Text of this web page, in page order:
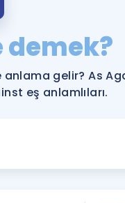
YDS ve YÖKDİL
YDS ve YÖKDİL'e
Tüm ÖSYM
demek?
anlama gelir? As
eş anlamlıları.